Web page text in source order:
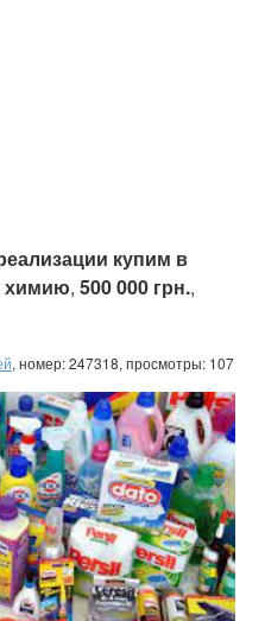
купим в
химию, 500 000 грн.,
, номер: 247318, просмотры: 107